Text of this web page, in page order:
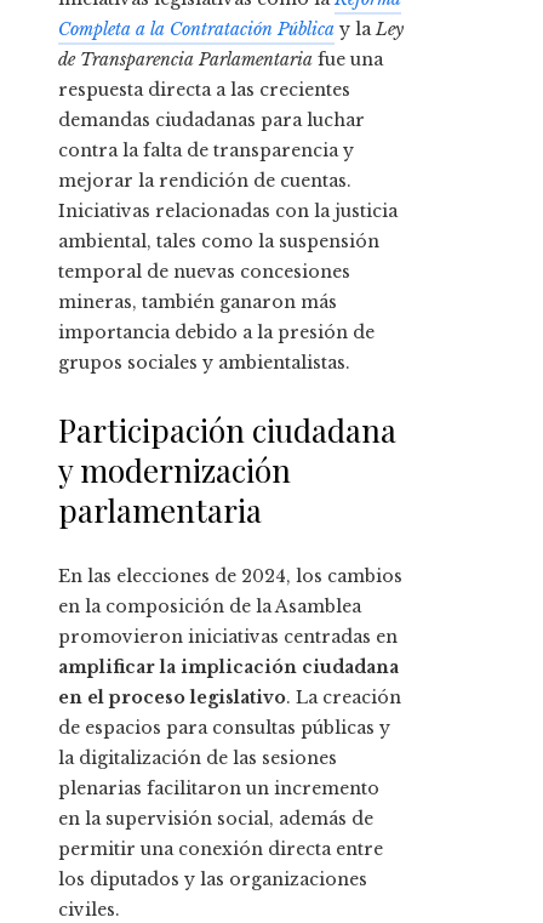
Completa a la Contratación Pública y laLey
de Transparencia Parlamentaria fue una
respuesta directa a las crecientes
demandas ciudadanas para luchar
contra la falta de transparencia y
mejorar la rendición de cuentas.
Iniciativas relacionadas con la justicia
ambiental, tales como la suspensión
temporal de nuevas concesiones
mineras, también ganaron más
importancia debido a la presión de
grupos sociales y ambientalistas.
Participación ciudadana
y modernización
parlamentaria
En las elecciones de 2024, los cambios
en la composición de la Asamblea
promovieron iniciativas centradas en
amplificar la implicación ciudadana
en el proceso legislativo. La creación
de espacios para consultas públicas y
la digitalización de las sesiones
plenarias facilitaron un incremento
en la supervisión social, además de
permitir una conexión directa entre
los diputados y las organizaciones
civiles.